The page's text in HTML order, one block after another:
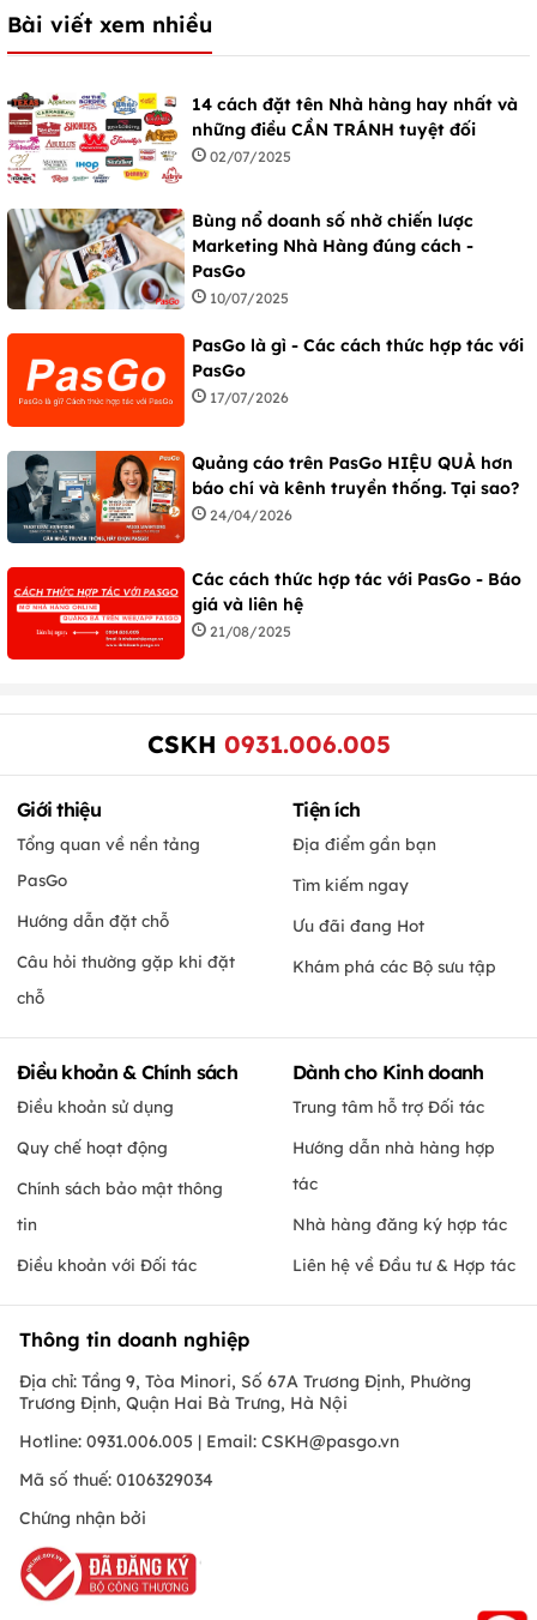
Bài viết xem nhiều
14 cách đặt tên Nhà hàng hay nhất và
những điều CẦN TRÁNH tuyệt đối
02/07/2025
Bùng nổ doanh số nhờ chiến lược
Marketing Nhà Hàng đúng cách -
PasGo
10/07/2025
PasGo là gì - Các cách thức hợp tác với
PasGo
17/07/2026
Quảng cáo trên PasGo HIỆU QUẢ hơn
báo chí và kênh truyền thống. Tại sao?
24/04/2026
Các cách thức hợp tác với PasGo - Báo
giá và liên hệ
21/08/2025
CSKH 0931.006.005
Giới thiệu
Tổng quan về nền tảng
PasGo
Hướng dẫn đặt chỗ
Câu hỏi thường gặp khi đặt
chỗ
Tiện ích
Địa điểm gần bạn
Tìm kiếm ngay
Ưu đãi đang Hot
Khám phá các Bộ sưu tập
Điều khoản & Chính sách
Điều khoản sử dụng
Quy chế hoạt động
Chính sách bảo mật thông
tin
Điều khoản với Đối tác
Dành cho Kinh doanh
Trung tâm hỗ trợ Đối tác
Hướng dẫn nhà hàng hợp
tác
Nhà hàng đăng ký hợp tác
Liên hệ về Đầu tư & Hợp tác
Thông tin doanh nghiệp
Địa chỉ: Tầng 9, Tòa Minori, Số 67A Trương Định, Phường
Trương Định, Quận Hai Bà Trưng, Hà Nội
Hotline: 0931.006.005 | Email: CSKH@pasgo.vn
Mã số thuế: 0106329034
Chứng nhận bởi